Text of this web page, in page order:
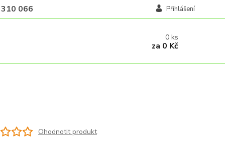
Přihlášení
066
0ks
za 0 Kč
Ohodnotit produkt